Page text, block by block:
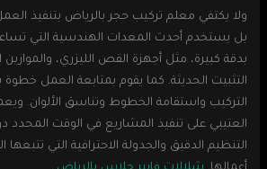
ولا يكتفي معلم تركيب حجر بالرياض بتنفيذ
بل يستخدم أحدث المعدات الهندسية التي
بدقة كبيرة، مثل أجهزة القص الليزري، والموازين
التثبيت الحديثة. كما يقوم بمتابعة العمل
التركيب واستقامة الخطوط وتناسق الألوان.
العتيبي على تنفيذ المشاريع في الوقت المحدد
التنظيم الدقيق والجدولة الاحترافية التي